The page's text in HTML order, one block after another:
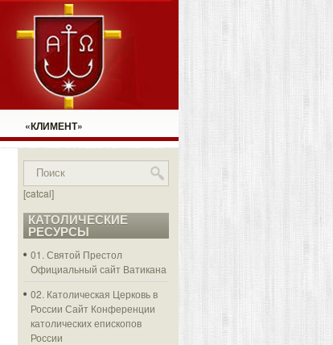
«КЛИМЕНТ»
[catcal]
КАТОЛИЧЕСКИЕ
РЕСУРСЫ
01. Святой Престол
Официальный сайт Ватикана
02. Католическая Церковь в
России Сайт Конференции
католических епископов
России